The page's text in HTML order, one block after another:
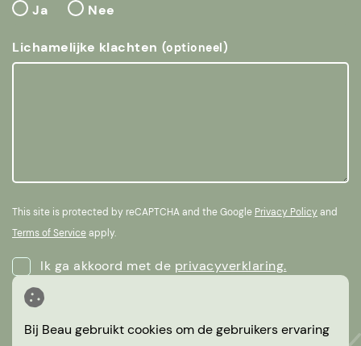
Ja
Nee
Lichamelijke klachten (optioneel)
This site is protected by reCAPTCHA and the Google Privacy Policyand
Terms of Serviceapply.
Ik ga akkoord met de privacyverklaring.
Bij Beau gebruikt cookies om de gebruikers ervaring